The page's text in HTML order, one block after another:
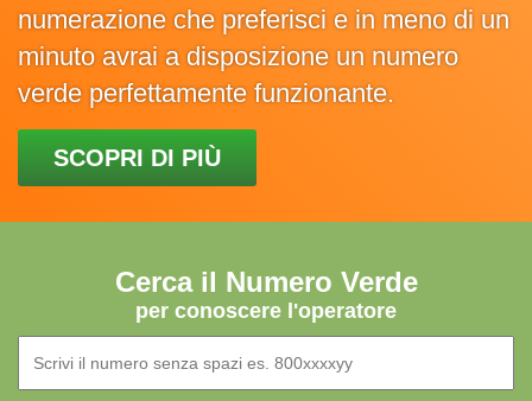
numerazione che preferisci e in meno di un
minuto avrai a disposizione un numero
verde perfettamente funzionante.
SCOPRI DI PIÙ
Cerca il Numero Verde
per conoscere l'operatore